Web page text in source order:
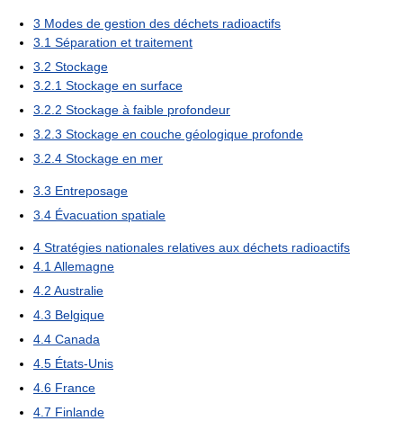
3 Modes de gestion des déchets radioactifs
3.1 Séparation et traitement
3.2 Stockage
3.2.1 Stockage en surface
3.2.2 Stockage à faible profondeur
3.2.3 Stockage en couche géologique profonde
3.2.4 Stockage en mer
3.3 Entreposage
3.4 Évacuation spatiale
4 Stratégies nationales relatives aux déchets radioactifs
4.1Allemagne
4.2 Australie
4.3 Belgique
4.4 Canada
4.5 États-Unis
4.6 France
4.7 Finlande